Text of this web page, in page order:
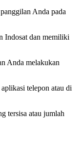
Anda pada
Indosat dan memiliki
Anda melakukan
telepon atau di
tersisa atau jumlah